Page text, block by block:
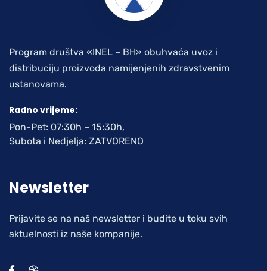
Program društva «INEL – BH» obuhvaća uvoz i
distribuciju proizvoda namijenjenih zdravstvenim
ustanovama.
Radno vrijeme:
Pon-Pet: 07:30h – 15:30h,
Subota i Nedjelja: ZATVORENO
Newsletter
Prijavite se na naš newsletter i budite u toku svih
aktuelnosti iz naše kompanije.